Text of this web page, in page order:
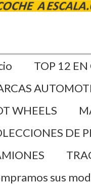
TOP 12
WHEELS
DE
sus